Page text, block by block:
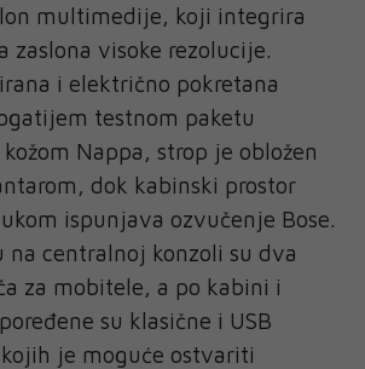
multimedije, koji integrira
zaslona visoke rezolucije.
i električno pokretana
testnom paketu
Nappa, strop je obložen
dok kabinski prostor
ispunjava ozvučenje Bose.
na centralnoj konzoli su dva
za mobitele, a po kabini i
su klasične i USB
je moguće ostvariti